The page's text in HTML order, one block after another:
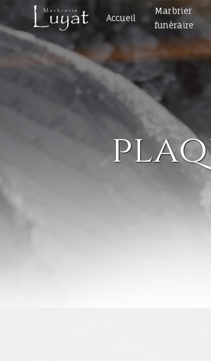
Accueil
Marbrier
funéraire
Panneau de gestion des cookies